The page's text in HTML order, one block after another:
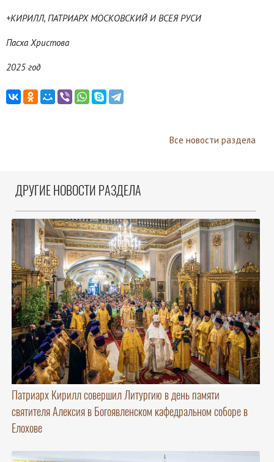
+КИРИЛЛ, ПАТРИАРХ МОСКОВСКИЙ И ВСЕЯ РУСИ
Пасха Христова
2025 год
Все новости раздела
ДРУГИЕ НОВОСТИ РАЗДЕЛА
Патриарх Кирилл совершил Литургию в день памяти
святителя Алексия в Богоявленском кафедральном соборе в
Елохове